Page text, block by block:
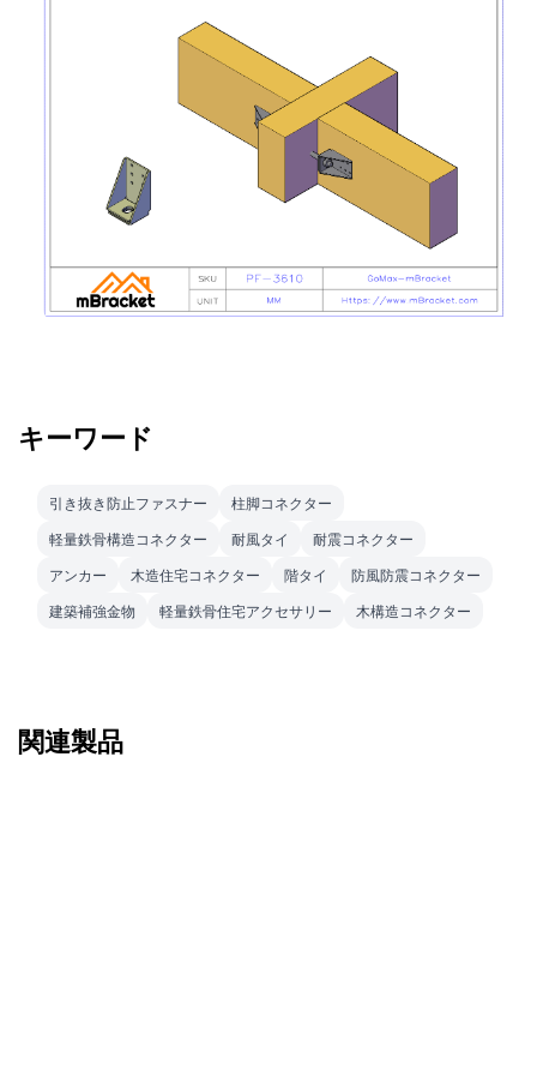
キーワード
引き抜き防止ファスナー
柱脚コネクター
軽量鉄骨構造コネクター
耐風タイ
耐震コネクター
アンカー
木造住宅コネクター 階タイ
防風防震コネクター
建築補強金物
軽量鉄骨住宅アクセサリー 木構造コネクター
関連製品